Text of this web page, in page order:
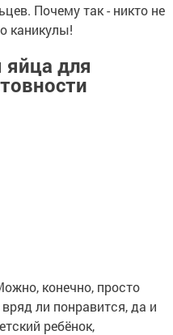
Почему так - никто не
каникулы!
для
конечно, просто
ли понравится, да и
ребёнок,